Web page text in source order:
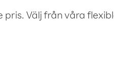
Välj från våra